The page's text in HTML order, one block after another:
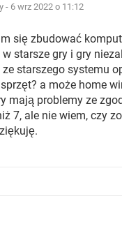
- 6 wrz 2022 o 11:12
się zbudować
starsze gry i gry
starszego systemu
a może home
mają problemy ze
7, ale nie wiem, czy